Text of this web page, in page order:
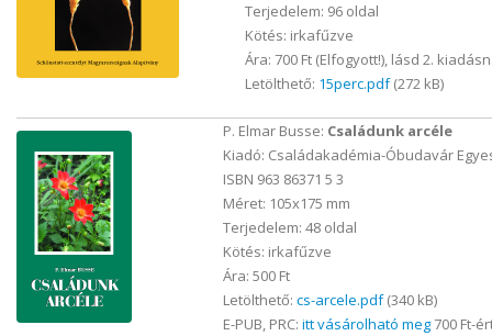
Terjedelem: 96 oldal
Kötés: irkafűzve
Ára: 700 Ft (Elfogyott!), lásd 2.
Letölthető: 15perc.pdf(272 kB)
P. Elmar Busse: Családunk arcéle
Kiadó: Családakadémia-Óbudavár
ISBN 963 86371 5 3
Méret: 105x175 mm
Terjedelem: 48 oldal
Kötés: irkafűzve
Ára: 500 Ft
Letölthető: cs-arcele.pdf(340 kB)
E-PUB, PRC: itt vásárolható meg 700 Ft-